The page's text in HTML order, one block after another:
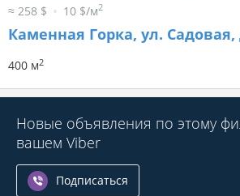
≈ 258 $ 10 $/м2
Каменная Горка, ул. Садовая,
400 м2
Новые объявления по этому
вашем Viber
Подписаться